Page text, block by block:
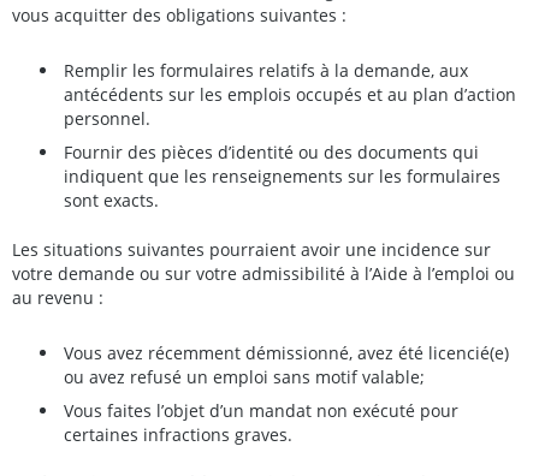
vous acquitter des obligations suivantes :
Remplir les formulaires relatifs à la demande, aux
antécédents sur les emplois occupés et au plan d’action
personnel.
Fournir des pièces d’identité ou des documents qui
indiquent que les renseignements sur les formulaires
sont exacts.
Les situations suivantes pourraient avoir une incidence sur
votre demande ou sur votre admissibilité à l’Aide à l’emploi ou
au revenu :
Vous avez récemment démissionné, avez été licencié(e)
ou avez refusé un emploi sans motif valable;
Vous faites l’objet d’un mandat non exécuté pour
certaines infractions graves.